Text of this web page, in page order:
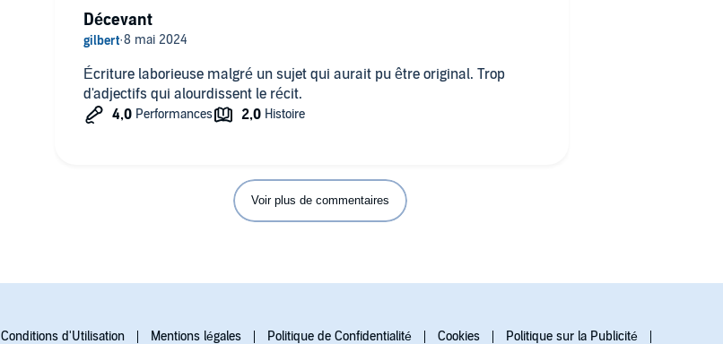
Écriture laborieuse malgré un sujet qui aurait pu être original. Trop
d'adjectifs qui alourdissent le récit.
Décevant
Voir plus de commentaires
Conditions d'Utilisation Mentions légales Politique de Confidentialité Cookies Politique sur la Publicité